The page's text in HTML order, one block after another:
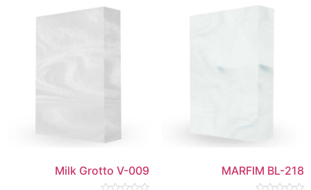
MARFIM BL-218
Milk Grotto V-009